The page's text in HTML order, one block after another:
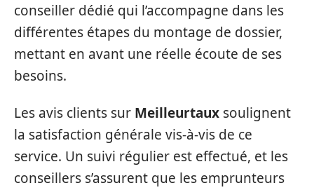
conseiller dédié qui l’accompagne dans les
différentes étapes du montage de dossier,
mettant en avant une réelle écoute de ses
besoins.
Les avis clients sur Meilleurtaux soulignent
la satisfaction générale vis-à-vis de ce
service. Un suivi régulier est effectué, et les
conseillers s’assurent que les emprunteurs